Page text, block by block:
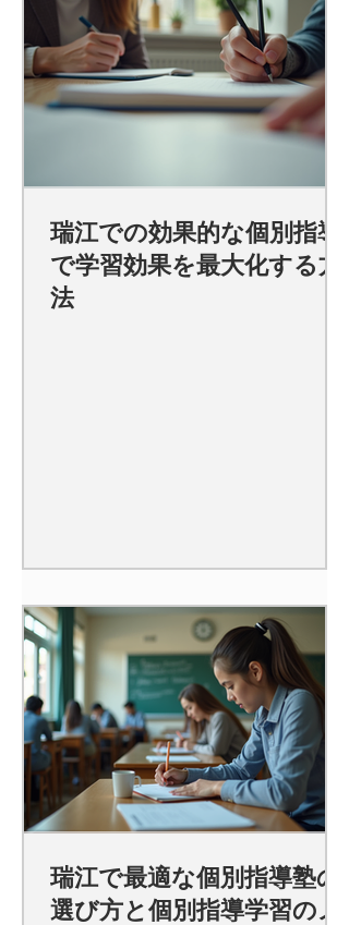
瑞江での効果的な個別指導
で学習効果を最大化する方
法
瑞江で最適な個別指導塾の
選び方と個別指導学習のメ